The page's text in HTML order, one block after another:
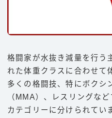
格闘家が水抜き減量を行う
れた体重クラスに合わせて
多くの格闘技、特にボクシ
（MMA）、レスリングな
カテゴリーに分けられてい